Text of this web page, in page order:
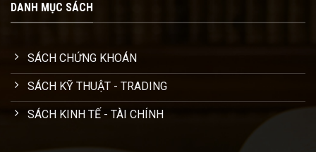
DANH MỤC SÁCH
SÁCH CHỨNG KHOÁN
SÁCH KỸ THUẬT - TRADING
SÁCH KINH TẾ - TÀI CHÍNH